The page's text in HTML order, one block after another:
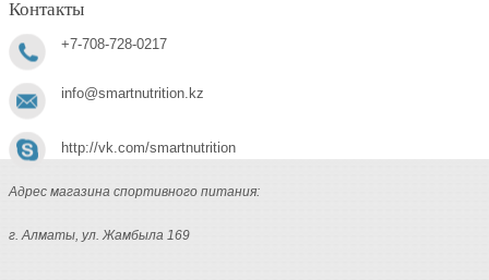
Контакты
+7-708-728-0217
info@smartnutrition.kz
http://vk.com/smartnutrition
Адрес магазина спортивного питания:
г. Алматы, ул. Жамбыла 169